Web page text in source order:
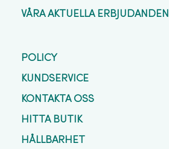
VÅRA AKTUELLA ERBJUDANDEN
POLICY
KUNDSERVICE
KONTAKTA OSS
HITTA BUTIK
HÅLLBARHET